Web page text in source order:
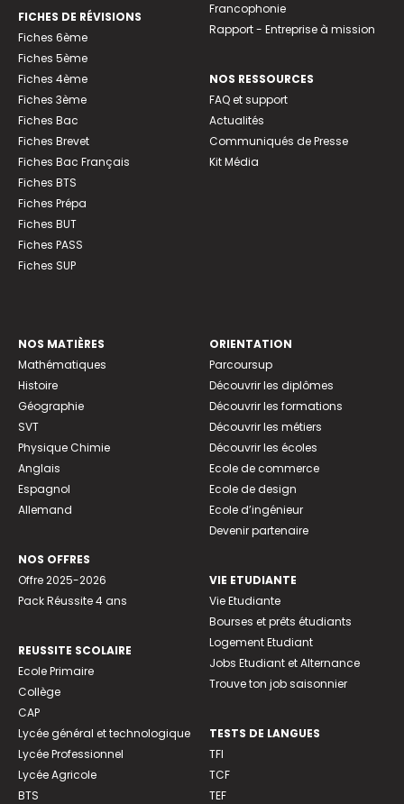
FICHES DE RÉVISIONS
Fiches 6ème
Fiches 5ème
Fiches 4ème
Fiches 3ème
Fiches Bac
Fiches Brevet
Fiches Bac Français
Fiches BTS
Fiches Prépa
Fiches BUT
Fiches PASS
Fiches SUP
Francophonie
Rapport - Entreprise à mission
NOS RESSOURCES
FAQ et support
Actualités
Communiqués de Presse
Kit Média
NOS MATIÈRES
Mathématiques
Histoire
Géographie
SVT
Physique Chimie
Anglais
Espagnol
Allemand
NOS OFFRES
Offre 2025-2026
Pack Réussite 4 ans
REUSSITE SCOLAIRE
Ecole Primaire
Collège
CAP
Lycée général et technologique
Lycée Professionnel
Lycée Agricole
BTS
ORIENTATION
Parcoursup
Découvrir les diplômes
Découvrir les formations
Découvrir les métiers
Découvrir les écoles
Ecole de commerce
Ecole de design
Ecole d’ingénieur
Devenir partenaire
VIE ETUDIANTE
Vie Etudiante
Bourses et prêts étudiants
Logement Etudiant
Jobs Etudiant et Alternance
Trouve ton job saisonnier
TESTS DE LANGUES
TFI
TCF
TEF